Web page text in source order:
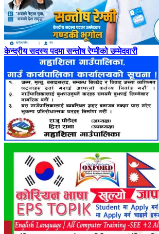
केन्द्रीय सदस्य पदमा सन्तोष रेग्मीको उम्मेदवारी